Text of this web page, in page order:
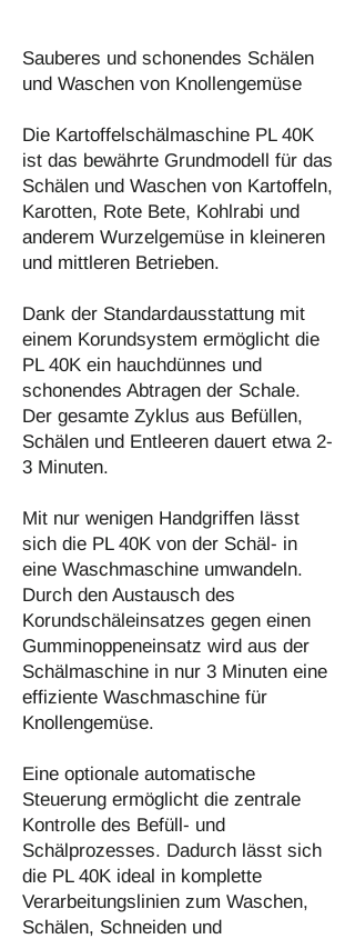
Sauberes und schonendes Schälen
und Waschen von Knollengemüse
Die Kartoffelschälmaschine PL 40K
ist das bewährte Grundmodell für das
Schälen und Waschen von Kartoffeln,
Karotten, Rote Bete, Kohlrabi und
anderem Wurzelgemüse in kleineren
und mittleren Betrieben.
Dank der Standardausstattung mit
einem Korundsystem ermöglicht die
PL 40K ein hauchdünnes und
schonendes Abtragen der Schale.
Der gesamte Zyklus aus Befüllen,
Schälen und Entleeren dauert etwa 2-
3 Minuten.
Mit nur wenigen Handgriffen lässt
sich die PL 40K von der Schäl- in
eine Waschmaschine umwandeln.
Durch den Austausch des
Korundschäleinsatzes gegen einen
Gumminoppeneinsatz wird aus der
Schälmaschine in nur 3 Minuten eine
effiziente Waschmaschine für
Knollengemüse.
Eine optionale automatische
Steuerung ermöglicht die zentrale
Kontrolle des Befüll- und
Schälprozesses. Dadurch lässt sich
die PL 40K ideal in komplette
Verarbeitungslinien zum Waschen,
Schälen, Schneiden und